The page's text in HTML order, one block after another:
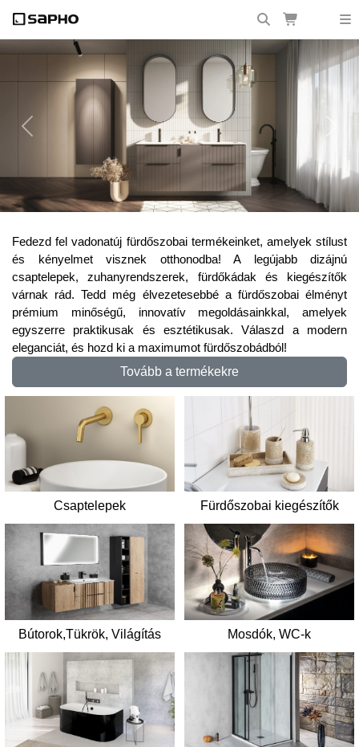
Previous
trendekkel!
Fedezd fel vadonatúj fürdőszobai termékeinket, amelyek stílust
és kényelmet visznek otthonodba! A legújabb dizájnú
csaptelepek, zuhanyrendszerek, fürdőkádak és kiegészítők
várnak rád. Tedd még élvezetesebbé a fürdőszobai élményt
prémium minőségű, innovatív megoldásainkkal, amelyek
egyszerre praktikusak és esztétikusak. Válaszd a modern
eleganciát, és hozd ki a maximumot fürdőszobádból!
Tovább a termékekre
Csaptelepek Fürdőszobai kiegészítők
Bútorok,Tükrök, Világítás Mosdók, WC-k